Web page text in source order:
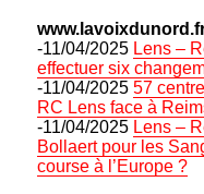
-11/04/2025 Lens –
effectuer six
-11/04/202557
RC Lens face à
-11/04/2025 Lens –
Bollaert pour les
course à l’Europe ?